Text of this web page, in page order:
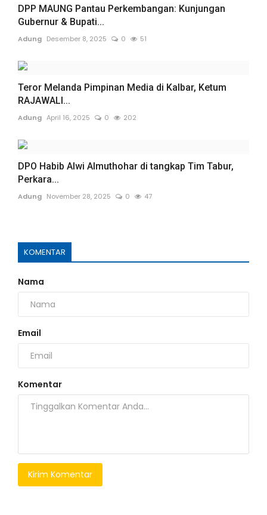
DPP MAUNG Pantau Perkembangan: Kunjungan
Gubernur & Bupati...
Adung Desember 8, 2025 0 51
Teror Melanda Pimpinan Media di Kalbar, Ketum
RAJAWALI...
Adung April 16, 2025 0 202
DPO Habib Alwi Almuthohar di tangkap Tim Tabur,
Perkara...
Adung November 28, 2025 0 47
KOMENTAR
Nama
Email
Komentar
Kirim Komentar